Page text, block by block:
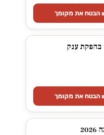
הבטח את מקומך
בהפקת ענק
הבטח את מקומך